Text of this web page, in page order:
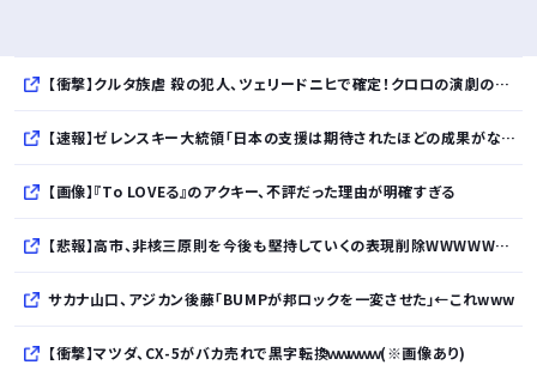
【衝撃】クルタ族虐 殺の犯人、ツェリードニヒで確定！クロロの演劇のせいで2人も無駄死ににwwww
【速報】ゼレンスキー大統領「日本の支援は期待されたほどの成果がない」WWWWWWWWWWW
【画像】『To LOVEる』のアクキー、不評だった理由が明確すぎる
【悲報】高市、非核三原則を今後も堅持していくの表現削除WWWWWWWWWWWWWWWWWWWWWWWWWWWWWWWWWWWWWWWWWW
サカナ山口、アジカン後藤「BUMPが邦ロックを一変させた」←これwww
【衝撃】マツダ、CX-5がバカ売れで黒字転換ｗｗｗｗｗ(※画像あり)